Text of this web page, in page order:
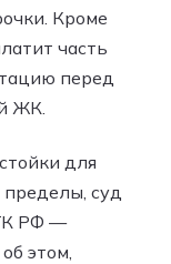
Кроме
часть
перед
ЖК.
для
суд
РФ —
этом,